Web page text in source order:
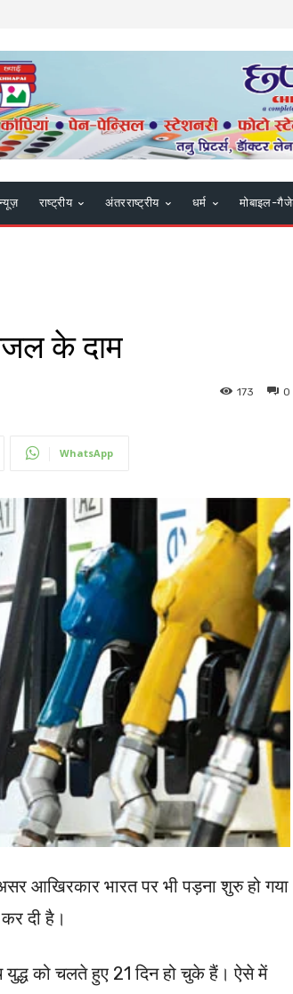
राष्ट्रीय अंतरराष्ट्रीय धर्म मोबाइल-
के दाम
0
173
WhatsApp
आखिरकार भारत पर भी पड़ना शुरु हो गया
दी है।
को चलते हुए 21 दिन हो चुके हैं। ऐसे में